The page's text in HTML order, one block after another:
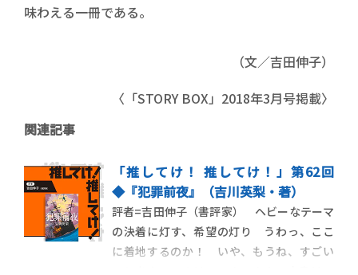
味わえる一冊である。
（文／吉田伸子）
〈「STORY BOX」2018年3月号掲載〉
関連記事
「推してけ！ 推してけ！」第62回
◆『犯罪前夜』（吉川英梨・著）
評者=吉田伸子（書評家） ヘビーなテーマ
の決着に灯す、希望の灯り うわっ、ここ
に着地するのか！ いや、もうね、すごい